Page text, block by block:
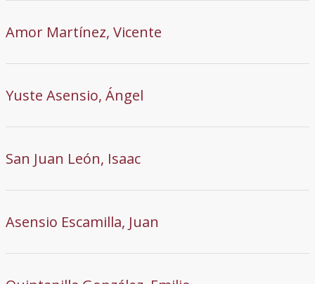
Amor Martínez, Vicente
Yuste Asensio, Ángel
San Juan León, Isaac
Asensio Escamilla, Juan